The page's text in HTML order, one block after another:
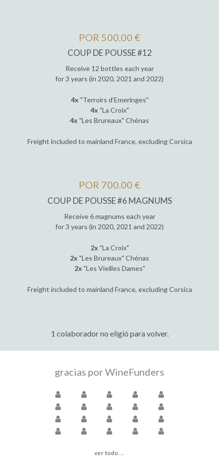
POR 500.00 €
COUP DE POUSSE #12
Receive 12 bottles each year
for 3 years (in 2020, 2021 and 2022)
4x "Terroirs d'Emeringes"
4x "La Croix"
4x "Les Brureaux" Chénas
Freight included to mainland France, excluding Corsica
POR 700.00 €
COUP DE POUSSE #6 MAGNUMS
Receive 6 magnums each year
for 3 years (in 2020, 2021 and 2022)
2x "La Croix"
2x "Les Brureaux" Chénas
2x "Les Vieilles Dames"
Freight included to mainland France, excluding Corsica
1 colaborador no eligió para volver.
gracias por WineFunders
ver todo ...